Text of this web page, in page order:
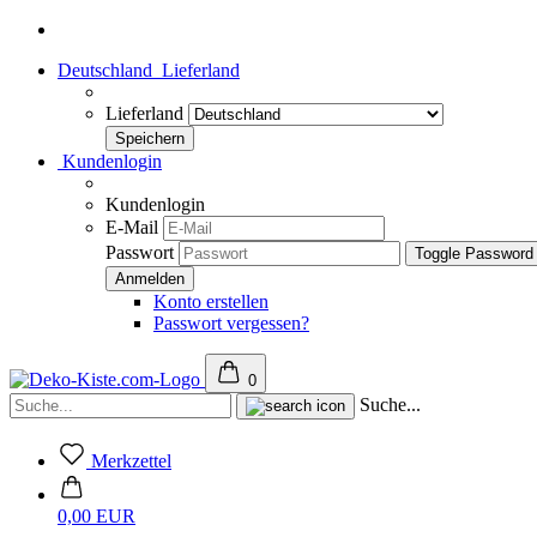
Deutschland Lieferland
Lieferland
Kundenlogin
Kundenlogin
E-Mail
Passwort
Toggle
Konto erstellen
Passwort vergessen?
0
Suche...
Merkzettel
0,00 EUR